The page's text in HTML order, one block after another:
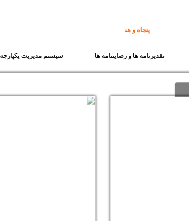
پنجاه و هشت سال تجربه
تقدیرنامه ها و رضایتنامه ها سیستم مدیریت یکپارچه